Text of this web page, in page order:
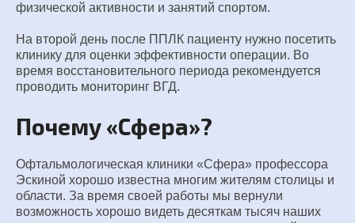
физической активности и занятий спортом.
На второй день после ППЛК пациенту нужно посетить
клинику для оценки эффективности операции. Во
время восстановительного периода рекомендуется
проводить мониторинг ВГД.
Почему «Сфера»?
Офтальмологическая клиники «Сфера» профессора
Эскиной хорошо известна многим жителям столицы и
области. За время своей работы мы вернули
возможность хорошо видеть десяткам тысяч наших